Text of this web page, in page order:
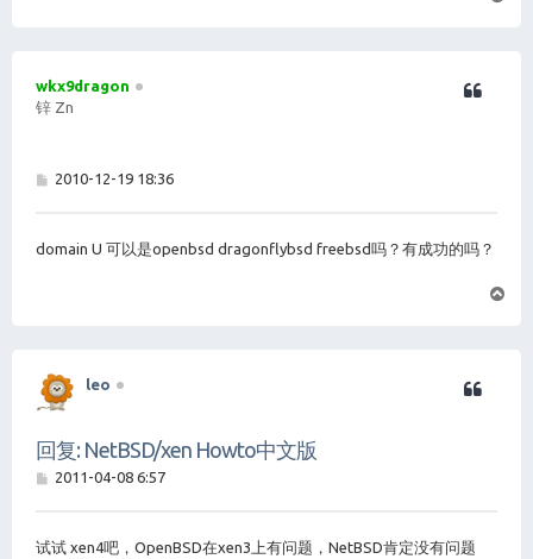
wkx9dragon
锌 Zn
帖
2010-12-19 18:36
domain U 可以是openbsd dragonflybsd freebsd吗？有成功的吗？
leo
回复: NetBSD/xen Howto中文版
帖
2011-04-08 6:57
试试 xen4吧，OpenBSD在xen3上有问题，NetBSD肯定没有问题